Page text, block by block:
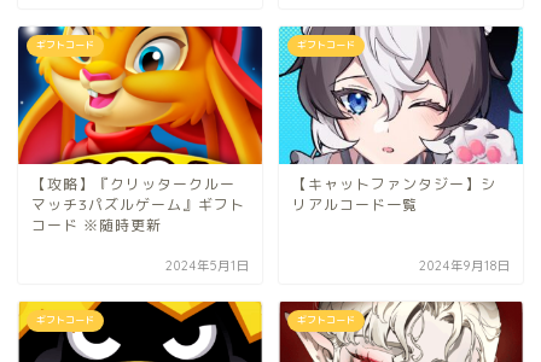
ギフトコード
【攻略】『クリッタークルー
マッチ3パズルゲーム』ギフト
コード ※随時更新
2024年5月1日
ギフトコード
【キャットファンタジー】シ
リアルコード一覧
2024年9月18日
ギフトコード ギフトコード